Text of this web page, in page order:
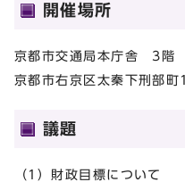
開催場所
京都市交通局本庁舎 3階
京都市右京区太秦下刑
議題
（1）財政目標について